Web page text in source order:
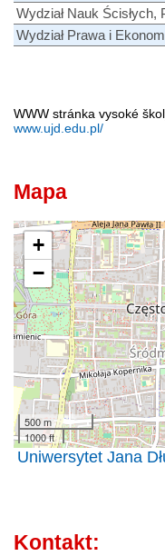
Wydział Nauk
Wydział Prawa i
WWW stránka vysoké
www.ujd.edu.pl/
Mapa
+
−
500 m
1000 ft
Uniwersytet Jana
Kontakt: